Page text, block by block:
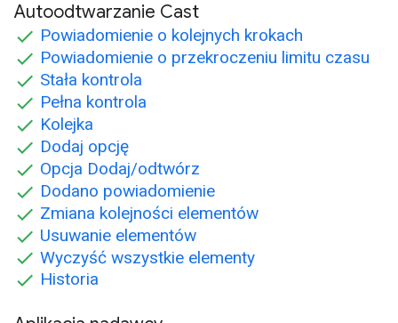
Autoodtwarzanie Cast
Powiadomienie o kolejnych krokach
Powiadomienie o przekroczeniu limitu czasu
Stała kontrola
Pełna kontrola
Kolejka
Dodaj opcję
Opcja Dodaj/odtwórz
Dodano powiadomienie
Zmiana kolejności elementów
Usuwanie elementów
Wyczyść wszystkie elementy
Historia